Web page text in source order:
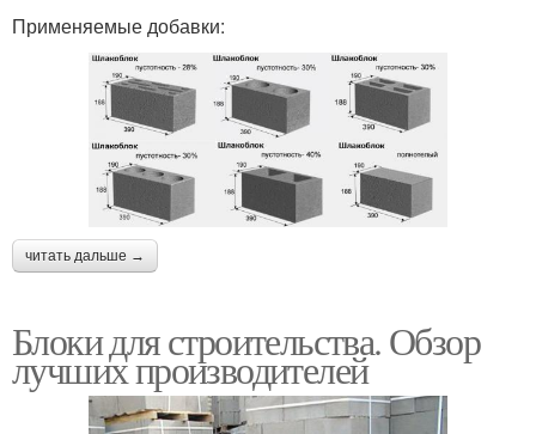
Применяемые добавки:
читать дальше →
Блоки для строительства. Обзор
лучших производителей